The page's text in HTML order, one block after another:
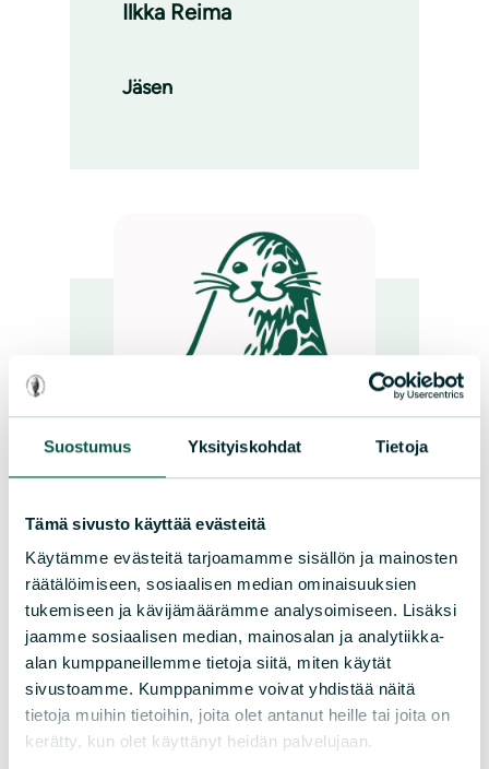
Suostumus Yksityiskohdat Tietoja
Tämä sivusto käyttää evästeitä
Käytämme evästeitä tarjoamamme sisällön ja mainosten
räätälöimiseen, sosiaalisen median ominaisuuksien
tukemiseen ja kävijämäärämme analysoimiseen. Lisäksi
jaamme sosiaalisen median, mainosalan ja analytiikka-
alan kumppaneillemme tietoja siitä, miten käytät
sivustoamme. Kumppanimme voivat yhdistää näitä
tietoja muihin tietoihin, joita olet antanut heille tai joita on
kerätty, kun olet käyttänyt heidän palvelujaan.
Ilkka Reima
Jäsen
Jorma Ulmanen
Jäsen